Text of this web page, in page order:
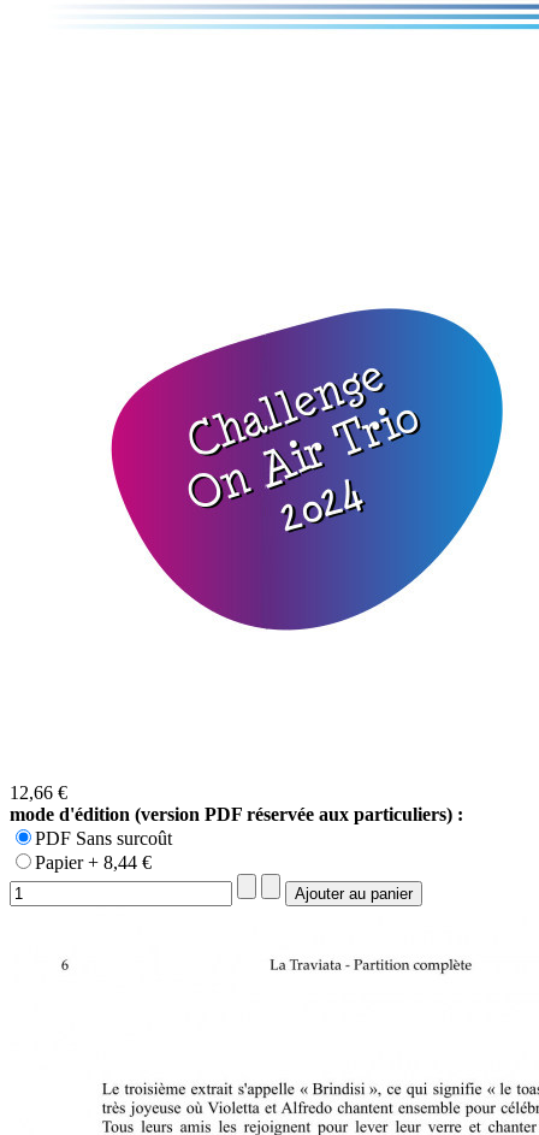
12,66 €
mode d'édition (version PDF réservée aux particuliers) :
PDF Sans surcoût
Papier + 8,44 €